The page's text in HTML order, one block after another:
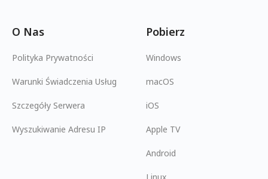
O Nas
Polityka Prywatności
Warunki Świadczenia Usług
Szczegóły Serwera
Wyszukiwanie Adresu IP
Pobierz
Windows
macOS
iOS
Apple TV
Android